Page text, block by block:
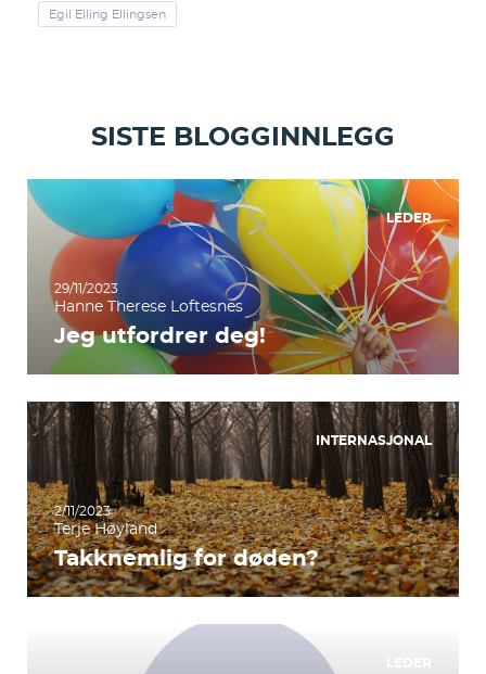
Egil Elling Ellingsen
SISTE BLOGGINNLEGG
LEDER
29/11/2023
Hanne Therese Loftesnes
Jeg utfordrer deg!
INTERNASJONAL
2/11/2023
Terje Høyland
Takknemlig for døden?